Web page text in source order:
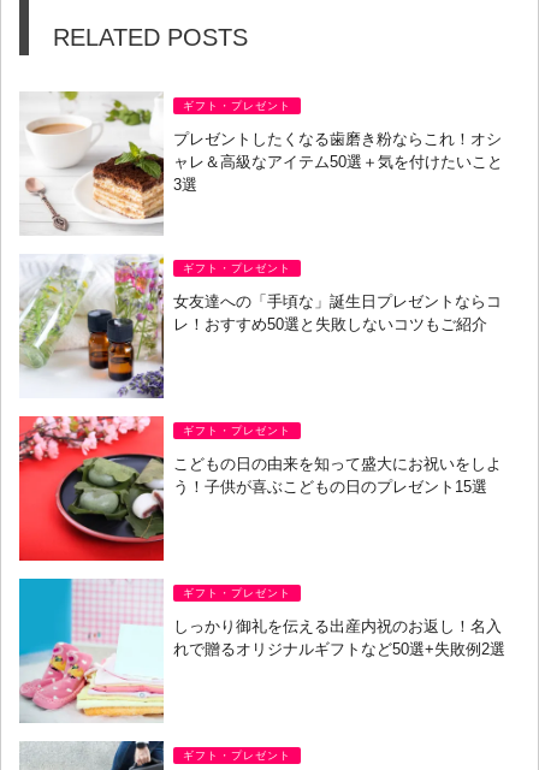
RELATED POSTS
ギフト・プレゼント
プレゼントしたくなる歯磨き粉ならこれ！オシ
ャレ＆高級なアイテム50選＋気を付けたいこと
3選
ギフト・プレゼント
女友達への「手頃な」誕生日プレゼントならコ
レ！おすすめ50選と失敗しないコツもご紹介
ギフト・プレゼント
こどもの日の由来を知って盛大にお祝いをしよ
う！子供が喜ぶこどもの日のプレゼント15選
ギフト・プレゼント
しっかり御礼を伝える出産内祝のお返し！名入
れで贈るオリジナルギフトなど50選+失敗例2選
ギフト・プレゼント